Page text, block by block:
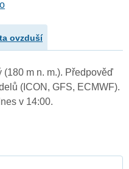
ovzduší
m n. m.). Předpověď
(ICON, GFS, ECMWF).
v 14:00.